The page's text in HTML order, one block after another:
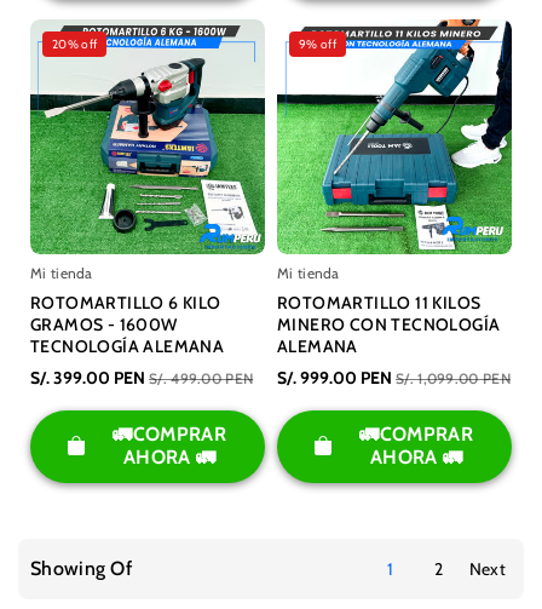
20% off
Mi tienda
ROTOMARTILLO 6 KILO
GRAMOS - 1600W
TECNOLOGÍA ALEMANA
S/. 399.00 PEN S/. 499.00 PEN
🚛COMPRAR
AHORA 🚛
9% off
Mi tienda
ROTOMARTILLO 11 KILOS
MINERO CON TECNOLOGÍA
ALEMANA
S/. 999.00 PEN S/. 1,099.00 PEN
🚛COMPRAR
AHORA 🚛
Showing Of 1 2 Next